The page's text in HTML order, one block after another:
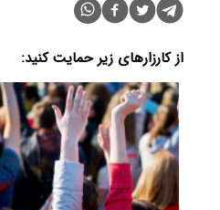
از کارزارهای زیر حمایت کنید: